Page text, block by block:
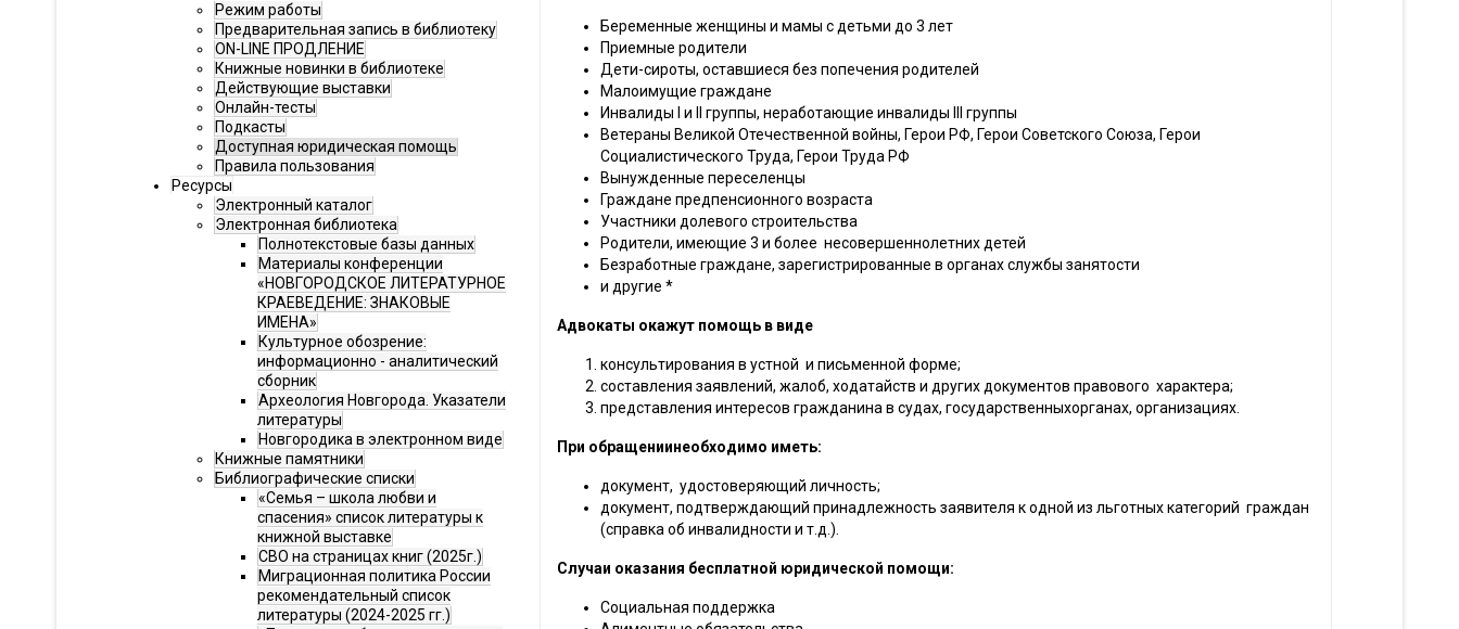
Режим работы
Предварительная запись в библиотеку
ON-LINE ПРОДЛЕНИЕ
Книжные новинки в библиотеке
Действующие выставки
Онлайн-тесты
Подкасты
Доступная юридическая помощь
Правила пользования
Ресурсы
Электронный каталог
Электронная библиотека
Полнотекстовые базы данных
Материалы конференции
«НОВГОРОДСКОЕ ЛИТЕРАТУРНОЕ
КРАЕВЕДЕНИЕ: ЗНАКОВЫЕ
ИМЕНА»
Культурное обозрение:
информационно - аналитический
сборник
Археология Новгорода. Указатели
литературы
Новгородика в электронном виде
Книжные памятники
Библиографические списки
«Семья – школа любви и
спасения» список литературы к
книжной выставке
СВО на страницах книг (2025г.)
Миграционная политика России
рекомендательный список
литературы (2024-2025 гг.)
Беременные женщины и мамы с детьми до 3 лет
Приемные родители
Дети-сироты, оставшиеся без попечения родителей
Малоимущие граждане
Инвалиды I и II группы, неработающие инвалиды III группы
Ветераны Великой Отечественной войны, Герои РФ, Герои Советского Союза, Герои
Социалистического Труда, Герои Труда РФ
Вынужденные переселенцы
Граждане предпенсионного возраста
Участники долевого строительства
Родители, имеющие 3 и более несовершеннолетних детей
Безработные граждане, зарегистрированные в органах службы занятости
и другие *
Адвокаты окажут помощь в виде
консультирования в устной и письменной форме;
составления заявлений, жалоб, ходатайств и других документов правового характера;
представления интересов гражданина в судах, государственныхорганах, организациях.
При обращениинеобходимо иметь:
документ, удостоверяющий личность;
документ, подтверждающий принадлежность заявителя к одной из льготных категорий граждан
(справка об инвалидности и т.д.).
Случаи оказания бесплатной юридической помощи:
Социальная поддержка